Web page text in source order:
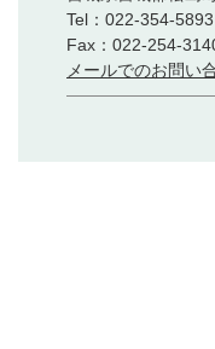
Tel：022-354-5893
Fax：022-254-
メールでのお問い